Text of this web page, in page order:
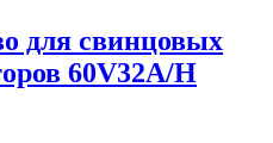
для свинцовых
60V32A/H